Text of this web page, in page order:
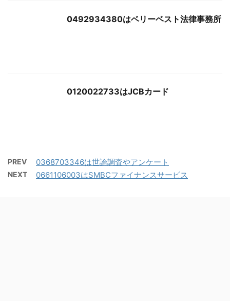
0492934380はベリーベスト法律事務所
0120022733はJCBカード
PREV 0368703346は世論調査やアンケート
NEXT 0661106003はSMBCファイナンスサービス